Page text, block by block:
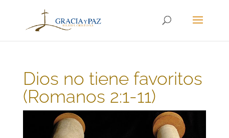
Dios no tiene favoritos
(Romanos 2:1-11)